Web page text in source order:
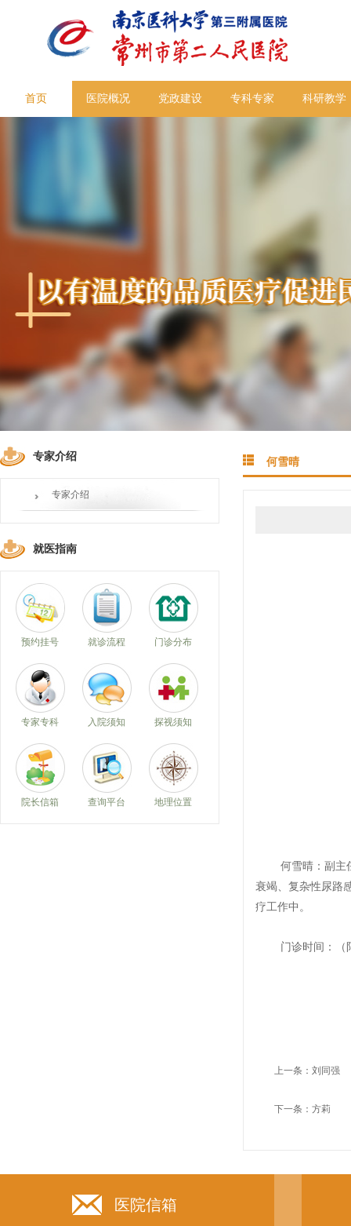
首页 医院概况 党政建设 专科专家 科研教学
专家介绍
专家介绍
就医指南
预约挂号 就诊流程 门诊分布
专家专科 入院须知 探视须知
院长信箱 查询平台 地理位置
何雪晴
何雪晴：副主
衰竭、复杂性尿路
疗工作中。
门诊时间：
上一条： 刘同强
下一条： 方莉
医院信箱